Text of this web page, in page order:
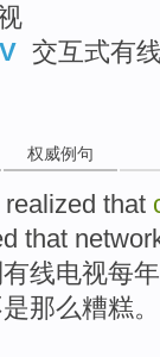
交互式有
权威例句
realized that
that
有线电视每年
那么糟糕。